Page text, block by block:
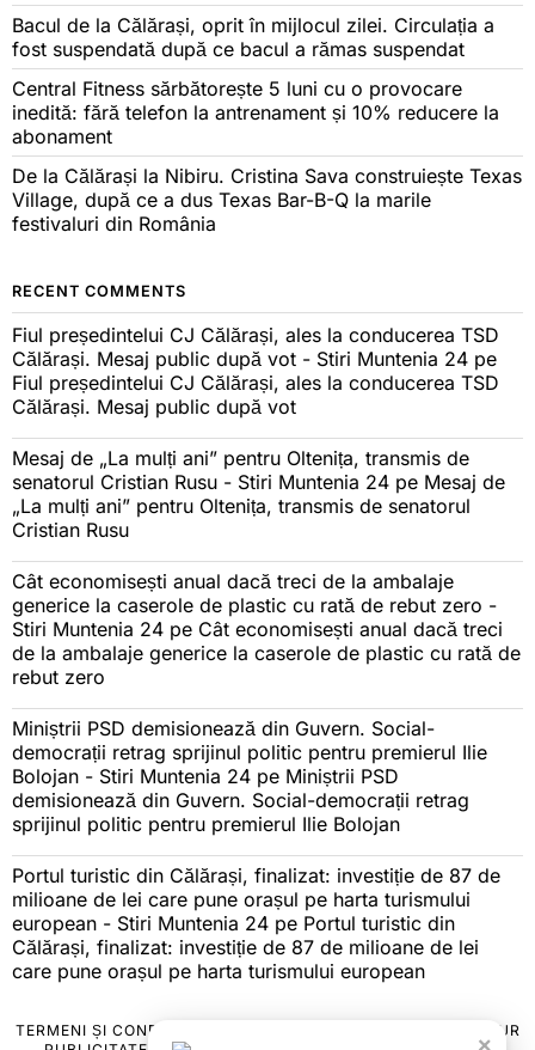
Bacul de la Călărași, oprit în mijlocul zilei. Circulația a
fost suspendată după ce bacul a rămas suspendat
Central Fitness sărbătorește 5 luni cu o provocare
inedită: fără telefon la antrenament și 10% reducere la
abonament
De la Călărași la Nibiru. Cristina Sava construiește Texas
Village, după ce a dus Texas Bar-B-Q la marile
festivaluri din România
RECENT COMMENTS
Fiul președintelui CJ Călărași, ales la conducerea TSD
Călărași. Mesaj public după vot - Stiri Muntenia 24 pe
Fiul președintelui CJ Călărași, ales la conducerea TSD
Călărași. Mesaj public după vot
Mesaj de „La mulți ani” pentru Oltenița, transmis de
senatorul Cristian Rusu - Stiri Muntenia 24 pe Mesaj de
„La mulți ani” pentru Oltenița, transmis de senatorul
Cristian Rusu
Cât economisești anual dacă treci de la ambalaje
generice la caserole de plastic cu rată de rebut zero -
Stiri Muntenia 24 pe Cât economisești anual dacă treci
de la ambalaje generice la caserole de plastic cu rată de
rebut zero
Miniștrii PSD demisionează din Guvern. Social-
democrații retrag sprijinul politic pentru premierul Ilie
Bolojan - Stiri Muntenia 24 pe Miniștrii PSD
demisionează din Guvern. Social-democrații retrag
sprijinul politic pentru premierul Ilie Bolojan
Portul turistic din Călărași, finalizat: investiție de 87 de
milioane de lei care pune orașul pe harta turismului
european - Stiri Muntenia 24 pe Portul turistic din
Călărași, finalizat: investiție de 87 de milioane de lei
care pune orașul pe harta turismului european
TERMENI ȘI CONDIȚII
POLITICA DE ANULARE & RETUR
×